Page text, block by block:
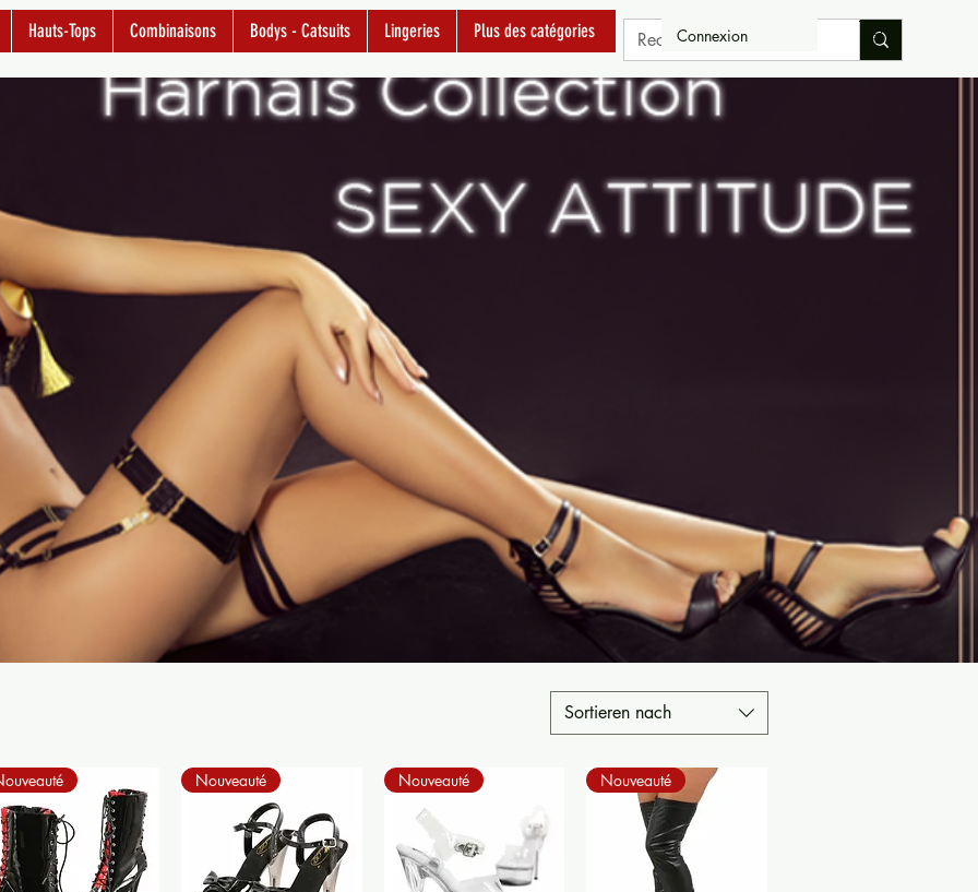
Hauts-Tops Combinaisons Bodys - Catsuits Lingeries Plus des catégories Connexion
Sortieren nach
Nouveauté Nouveauté Nouveauté